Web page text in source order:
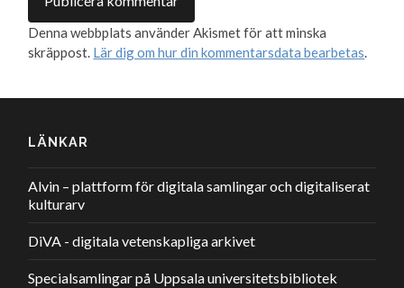
Denna webbplats använder Akismet för att minska
skräppost. Lär dig om hur din kommentarsdata bearbetas
LÄNKAR
Alvin – plattform för digitala samlingar och digitaliserat
kulturarv
DiVA - digitala vetenskapliga arkivet
Specialsamlingar på Uppsala universitetsbibliotek